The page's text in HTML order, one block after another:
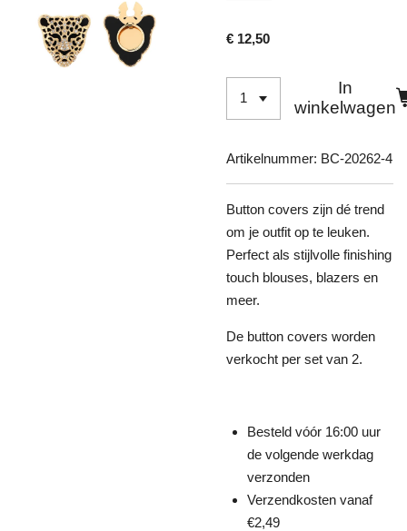
€ 12,50
In
winkelwagen
Artikelnummer: BC-20262-4
Button covers zijn dé trend
om je outfit op te leuken.
Perfect als stijlvolle finishing
touch blouses, blazers en
meer.
De button covers worden
verkocht per set van 2.
Besteld vóór 16:00 uur
de volgende werkdag
verzonden
Verzendkosten vanaf
€2,49